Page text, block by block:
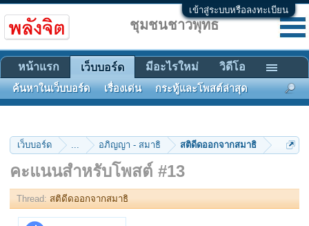
เข้าสู่ระบบหรือลงทะเบียน
เว็บบอร์ด ... อภิญญา - สมาธิ สติดีดออกจากสมาธิ
คะแนนสำหรับโพสต์ #13
Thread: สติดีดออกจากสมาธิ
ชุมชนชาวพุทธ
หน้าแรก เว็บบอร์ด
ค้นหาในเว็บบอร์ด เรื่องเด่น กระทู้และโพสต์ล่าสุด
มีอะไรใหม่ วิดีโอ